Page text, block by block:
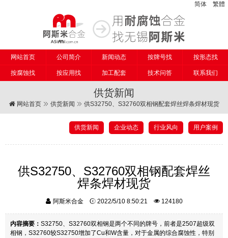
简体 繁體
网站首页 公司简介 新闻动态 按牌号找 按形态找
按腐蚀找 按应用找 加工配套 技术问答 联系我们
供货新闻
网站首页 供货新闻 供S32750、S32760双相钢配套焊丝焊条焊材现货
供货新闻 企业动态 行业风向 用户案例
供S32750、S32760双相钢配套焊丝
焊条焊材现货
阿斯米合金 2022/5/10 8:50:21 124180
内容摘要： S32750、S32760双相钢是两个不同的牌号，前者是2507超级双
相钢，S32760较S32750增加了Cu和W含量，对于金属的综合腐蚀性，特别